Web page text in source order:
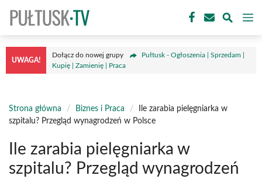
treści
UWAGA!
Dołącz do nowej grupy
Pułtusk - Ogłoszenia | Sprzedam |
Kupię | Zamienię | Praca
Strona główna / Biznes i Praca /
Ile zarabia pielęgniarka w
szpitalu? Przegląd wynagrodzeń w Polsce
Ile zarabia pielęgniarka w
szpitalu? Przegląd wynagrodzeń